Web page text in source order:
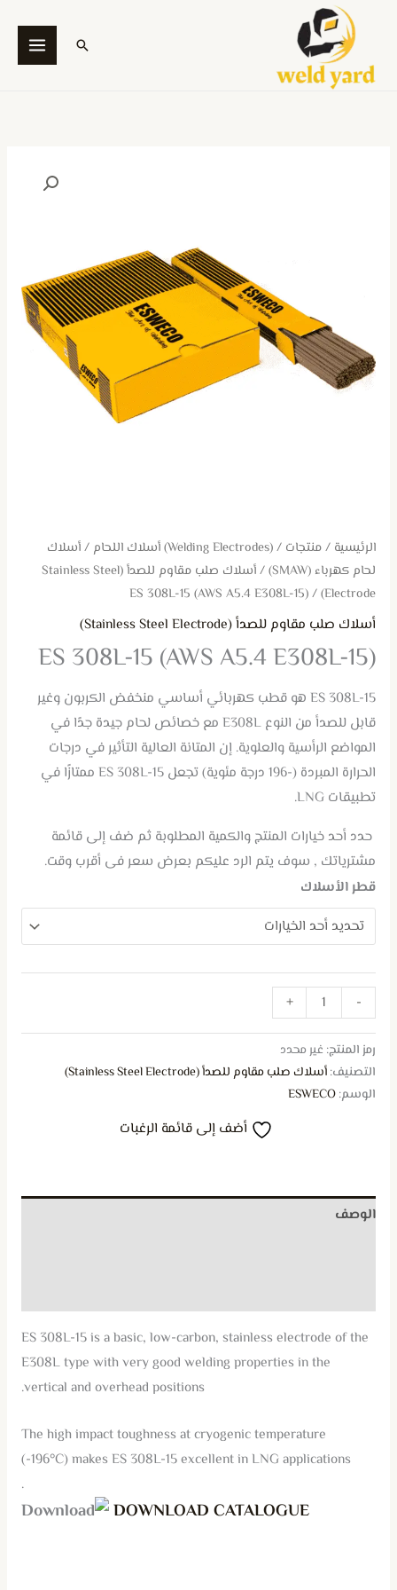
المحتوى
البحث
الرئيسية /منتجات /(Welding Electrodes) أسلاك اللحام /أسلاك
لحام كهرباء (SMAW)
/
أسلاك صلب مقاوم للصدأ (Stainless Steel
Electrode)
/ ES 308L-15 (AWS A5.4 E308L-15)
أسلاك صلب مقاوم للصدأ (Stainless Steel Electrode)
ES 308L-15 (AWS A5.4 E308L-15)
ES 308L-15 هو قطب كهربائي أساسي منخفض الكربون وغير
قابل للصدأ من النوع E308L مع خصائص لحام جيدة جدًا في
المواضع الرأسية والعلوية. إن المتانة العالية التأثير في درجات
الحرارة المبردة (-196 درجة مئوية) تجعل ES 308L-15 ممتازًا في
تطبيقات LNG.
حدد أحد خيارات المنتج والكمية المطلوبة ثم ضف إلى قائمة
مشترياتك , سوف يتم الرد عليكم بعرض سعر فى أقرب وقت.
قطر الأسلاك
-
+
رمز المنتج: غير محدد
التصنيف:أسلاك صلب مقاوم للصدأ (Stainless Steel Electrode)
الوسم:ESWECO
أضف إلى قائمة الرغبات
الوصف
ES 308L-15 is a basic, low-carbon, stainless electrode of the
E308L type with very good welding properties in the
vertical and overhead positions.
The high impact toughness at cryogenic temperature
(-196°C) makes ES 308L-15 excellent in LNG applications
.
DOWNLOAD CATALOGUE